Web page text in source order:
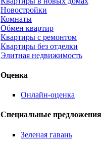
Новостройки
Комнаты
Обмен квартир
Квартиры с ремонтом
Квартиры без отделки
Элитная недвижимость
Оценка
Онлайн-оценка
Специальные предложения
Зеленая гавань